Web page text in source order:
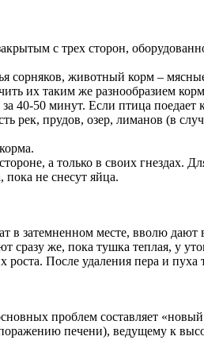
с трех сторон,
сорняков, животный корм –
их таким же разнообразием
50 минут. Если птица поедает
прудов, озер, лиманов (в
а только в своих гнездах.
пока не снесут яйца.
в затемненном месте, вволю
же, пока тушка теплая, у
После удаления пера и
проблем составляет
печени), ведущему к